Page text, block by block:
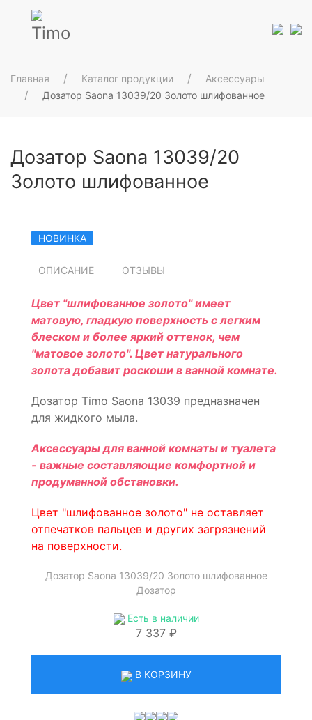
Главная Каталог продукции
Аксессуары
Дозатор Saona 13039/20 Золото шлифованное
Дозатор Saona 13039/20
Золото шлифованное
НОВИНКА
ОПИСАНИЕ ОТЗЫВЫ
Цвет "шлифованное золото" имеет
матовую, гладкую поверхность с легким
блеском и более яркий оттенок, чем
"матовое золото". Цвет натурального
золота добавит роскоши в ванной комнате.
Дозатор Timo Saona 13039 предназначен
для жидкого мыла.
Аксессуары для ванной комнаты и туалета
- важные составляющие комфортной и
продуманной обстановки.
Цвет "шлифованное золото" не оставляет
отпечатков пальцев и других загрязнений
на поверхности.
Дозатор Saona 13039/20 Золото шлифованное
Дозатор
Есть в наличии
7 337 ₽
В КОРЗИНУ